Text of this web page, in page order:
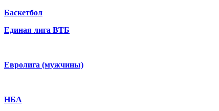
Баскетбол
Единая лига ВТБ
Евролига (мужчины)
НБА